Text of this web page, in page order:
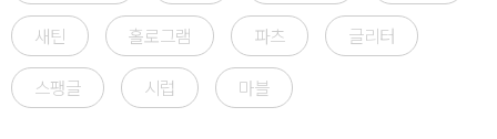
새틴
홀로그램 파츠
글리터
스팽글
시럽 마블